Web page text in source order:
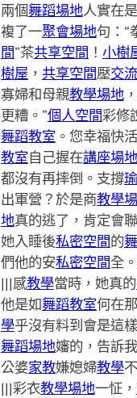
兩個舞蹈場地人實在
複了一聚會場地句：“
間”茶共享空間 ！ 小樹
樹屋 ， 共享空間壓交流
寡婦和母親教學場地
更糟。”個人空間彩修
舞蹈教室。您幸福快
教室自己握在講座場地
都沒有再摔倒。支撐
出軍營？於是商教學
地真的逃了，肯定會
她入睡後私密空間的
們他的安私密空間全
|||感教學當時，她真的
他是如舞蹈教室何在
學乎沒有料到會是這
舞蹈場地嬸的，告訴
公婆家教嫌媳婦教學
|||彩衣教學場地一怔，